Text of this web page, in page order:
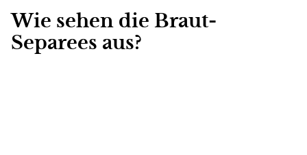
Wie sehen die Braut-
Separees aus?